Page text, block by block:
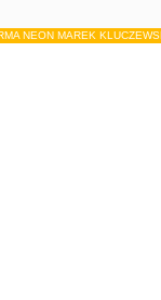
NEON MAREK